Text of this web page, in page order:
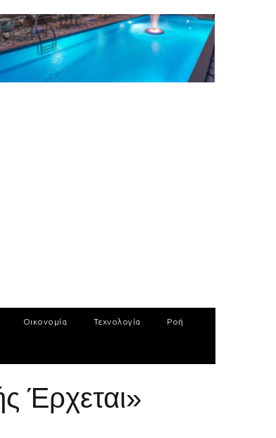
Οικονομία Τεχνολογία Ροή
Έρχεται»